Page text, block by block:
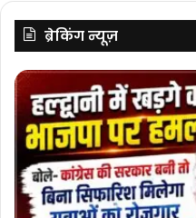
ब्रेकिंग न्यूज़